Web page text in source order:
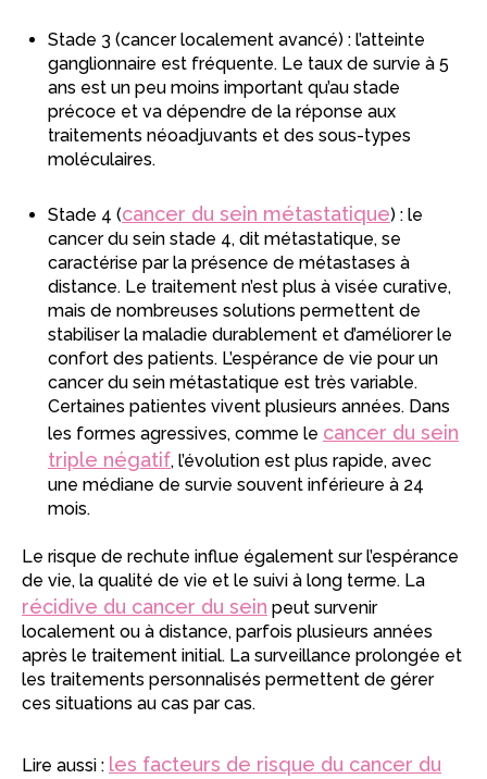
Stade 3 (cancer localement avancé) : l’atteinte
ganglionnaire est fréquente. Le taux de survie à 5
ans est un peu moins important qu’au stade
précoce et va dépendre de la réponse aux
traitements néoadjuvants et des sous-types
moléculaires.
Stade 4 (cancer du sein métastatique) : le
cancer du sein stade 4, dit métastatique, se
caractérise par la présence de métastases à
distance. Le traitement n’est plus à visée curative,
mais de nombreuses solutions permettent de
stabiliser la maladie durablement et d’améliorer le
confort des patients. L’espérance de vie pour un
cancer du sein métastatique est très variable.
Certaines patientes vivent plusieurs années. Dans
les formes agressives, comme le cancer du sein
triple négatif, l’évolution est plus rapide, avec
une médiane de survie souvent inférieure à 24
mois.
Le risque de rechute influe également sur l’espérance
de vie, la qualité de vie et le suivi à long terme. La
récidive du cancer du sein peut survenir
localement ou à distance, parfois plusieurs années
après le traitement initial. La surveillance prolongée et
les traitements personnalisés permettent de gérer
ces situations au cas par cas.
Lire aussi : les facteurs de risque du cancer du